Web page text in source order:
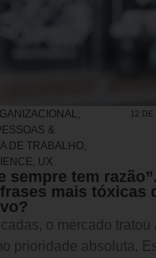
,
&
DE TRABALHO,
UX
12 DE
sempre tem
mais tóxicas
o mercado tratou
prioridade absoluta.